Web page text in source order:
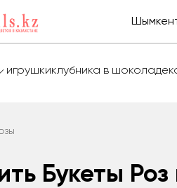
игрушкиклубника в шоколаде
Букеты